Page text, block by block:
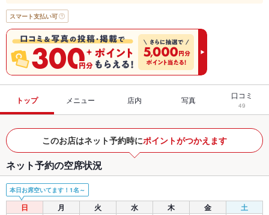
スマート支払い可
トップ メニュー 店内 写真 口コミ
49
このお店はネット予約時にポイントがつかえます
ネット予約の空席状況
本日お席空いてます！1名～
日 月 火 水 木 金 土